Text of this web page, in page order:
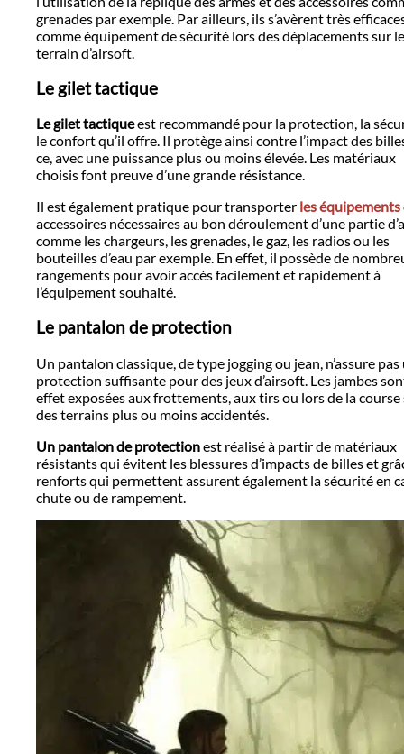
grenades par exemple. Par ailleurs, ils s’avèrent très
comme équipement de sécurité lors des déplacements sur le
terrain d’airsoft.
Le gilet tactique
Le gilet tactiqueest recommandé pour la protection, la
le confort qu’il offre. Il protège ainsi contre l’impact des
ce, avec une puissance plus ou moins élevée. Les matériaux
choisis font preuve d’une grande résistance.
Il est également pratique pour transporter les équipements
accessoires nécessaires au bon déroulement d’une partie
comme les chargeurs, les grenades, le gaz, les radios ou les
bouteilles d’eau par exemple. En effet, il possède de
rangements pour avoir accès facilement et rapidement à
l’équipement souhaité.
Le pantalon de protection
Un pantalon classique, de type jogging ou jean, n’assure pas
protection suffisante pour des jeux d’airsoft. Les jambes
effet exposées aux frottements, aux tirs ou lors de la course
des terrains plus ou moins accidentés.
Un pantalon de protectionest réalisé à partir de matériaux
résistants qui évitent les blessures d’impacts de billes et
renforts qui permettent assurent également la sécurité en
chute ou de rampement.